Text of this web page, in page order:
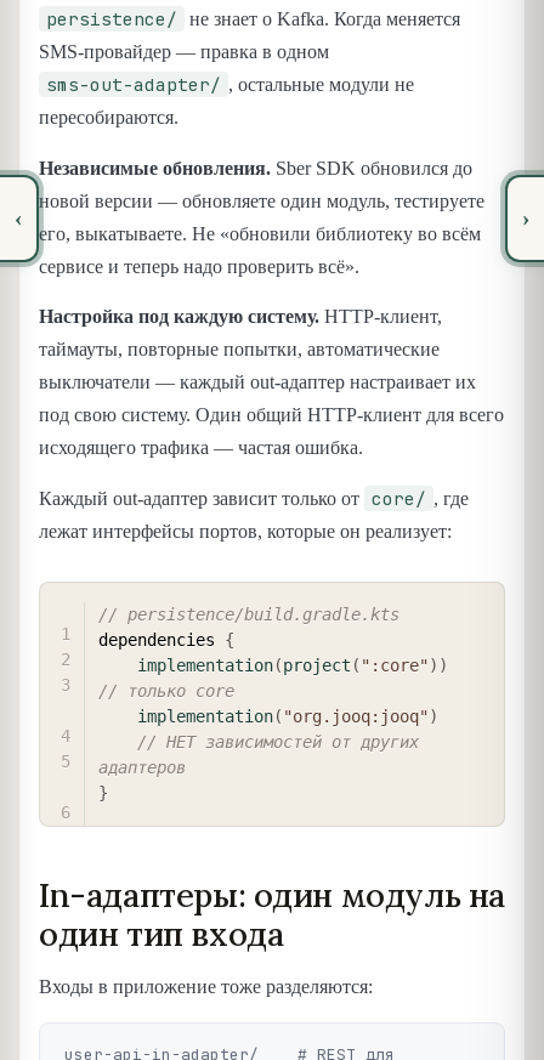
‹
persistence/
не знает о Kafka. Когда меняется
SMS-провайдер — правка в одном
sms-out-adapter/ , остальные модули не
пересобираются.
Независимые обновления. Sber SDK обновился до
новой версии — обновляете один модуль, тестируете
его, выкатываете. Не «обновили библиотеку во всём
сервисе и теперь надо проверить всё».
Настройка под каждую систему. HTTP-клиент,
таймауты, повторные попытки, автоматические
выключатели — каждый out-адаптер настраивает их
под свою систему. Один общий HTTP-клиент для всего
исходящего трафика — частая ошибка.
Каждый out-адаптер зависит только от core/ , где
лежат интерфейсы портов, которые он реализует:
// persistence/build.gradle.kts
dependencies {
implementation(project ( ":core") )
// только core
implementation( "org.jooq:jooq")
// НЕТ зависимостей от других
адаптеров
}
In-адаптеры: один модуль на
один тип входа
Входы в приложение тоже разделяются:
user-api-in-adapter/    # REST для
›